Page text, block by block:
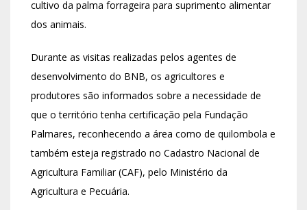
cultivo da palma forrageira para suprimento alimentar
dos animais.
Durante as visitas realizadas pelos agentes de
desenvolvimento do BNB, os agricultores e
produtores são informados sobre a necessidade de
que o território tenha certificação pela Fundação
Palmares, reconhecendo a área como de quilombola e
também esteja registrado no Cadastro Nacional de
Agricultura Familiar (CAF), pelo Ministério da
Agricultura e Pecuária.